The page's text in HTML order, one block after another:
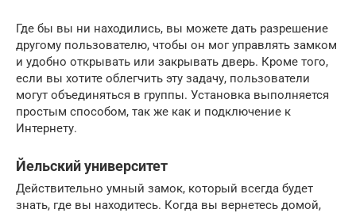
Где бы вы ни находились, вы можете дать разрешение
другому пользователю, чтобы он мог управлять замком
и удобно открывать или закрывать дверь. Кроме того,
если вы хотите облегчить эту задачу, пользователи
могут объединяться в группы. Установка выполняется
простым способом, так же как и подключение к
Интернету.
Йельский университет
Действительно умный замок, который всегда будет
знать, где вы находитесь. Когда вы вернетесь домой,